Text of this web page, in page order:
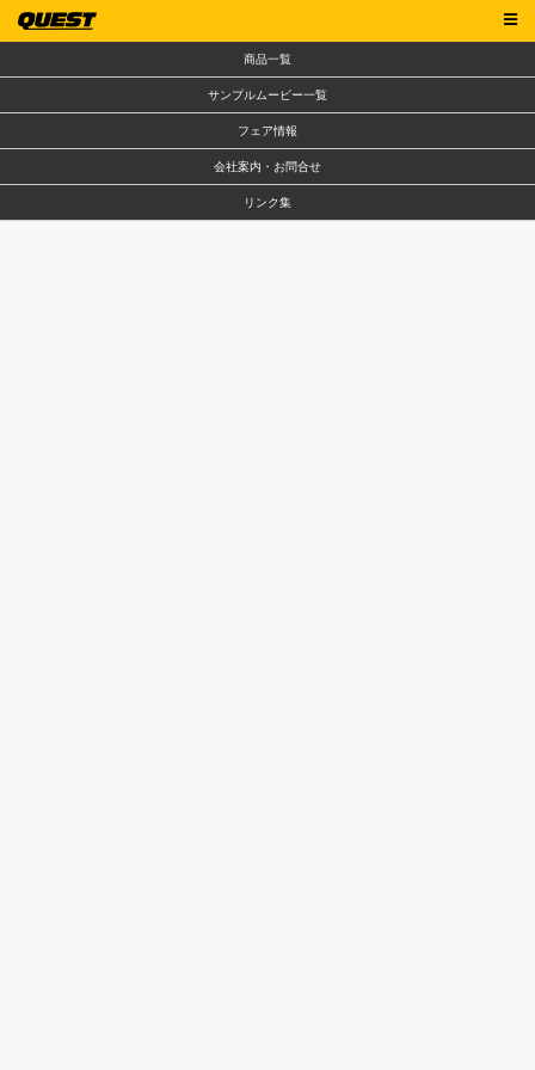
商品一覧
サンプルムービー一覧
フェア情報
会社案内・お問合せ
リンク集